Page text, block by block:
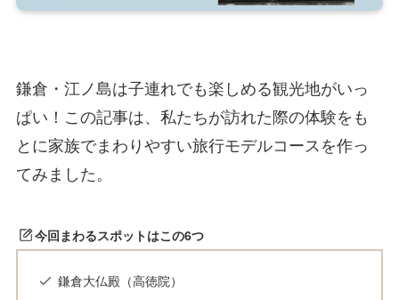
鎌倉・江ノ島は子連れでも楽しめる観光地がいっ
ぱい！この記事は、私たちが訪れた際の体験をも
とに家族でまわりやすい旅行モデルコースを作っ
てみました。
今回まわるスポットはこの6つ
鎌倉大仏殿（高徳院）